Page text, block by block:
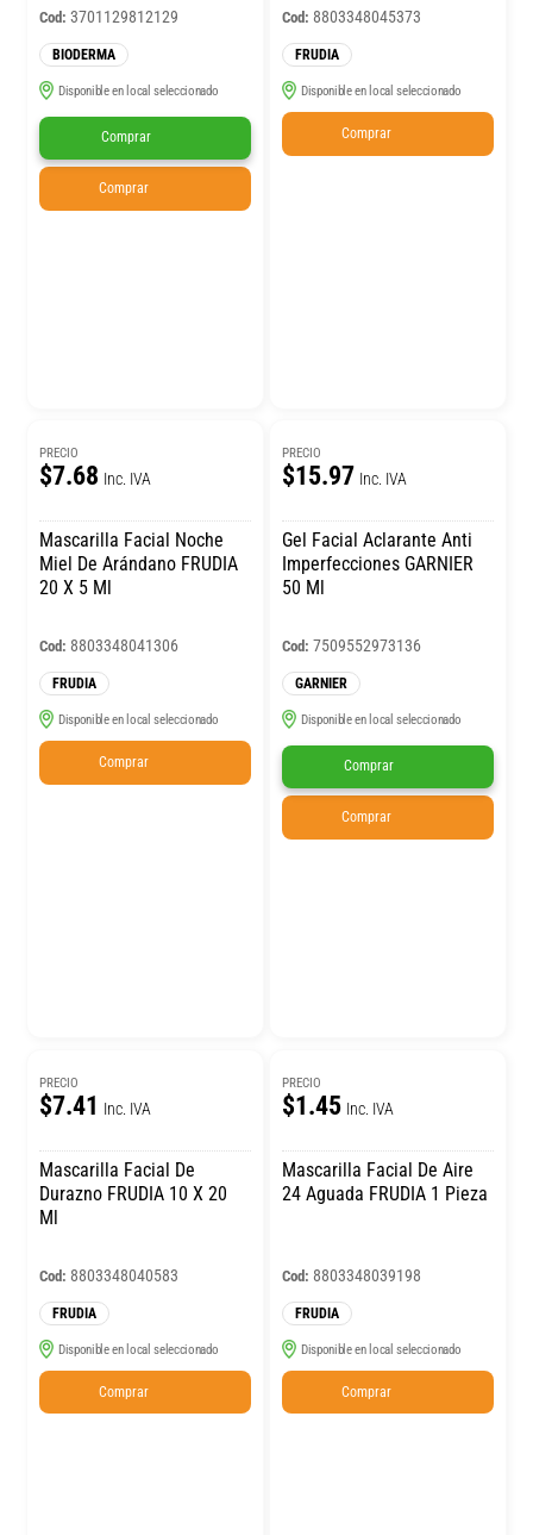
Cod: 3701129812129
BIODERMA
Disponible en local seleccionado
Comprar
Comprar
Cod: 8803348045373
FRUDIA
Disponible en local seleccionado
Comprar
PRECIO
$7.68 Inc. IVA
Mascarilla Facial Noche
Miel De Arándano FRUDIA
20 X 5 Ml
Cod: 8803348041306
FRUDIA
Disponible en local seleccionado
Comprar
PRECIO
$15.97 Inc. IVA
Gel Facial Aclarante Anti
Imperfecciones GARNIER
50 Ml
Cod: 7509552973136
GARNIER
Disponible en local seleccionado
Comprar
Comprar
PRECIO
$7.41 Inc. IVA
Mascarilla Facial De
Durazno FRUDIA 10 X 20
Ml
Cod: 8803348040583
FRUDIA
Disponible en local seleccionado
Comprar
PRECIO
$1.45 Inc. IVA
Mascarilla Facial De Aire
24 Aguada FRUDIA 1 Pieza
Cod: 8803348039198
FRUDIA
Disponible en local seleccionado
Comprar